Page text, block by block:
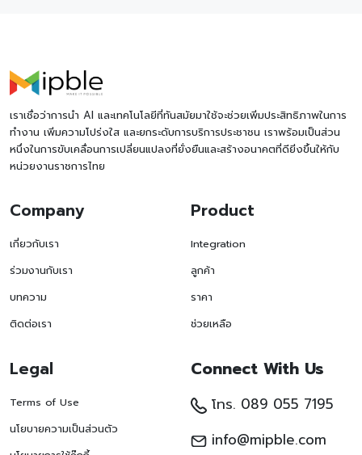
เราเชื่อว่าการนำ AI และเทคโนโลยีที่ทันสมัยมาใช้จะช่วยเพิ่มประสิทธิภาพในการ
ทำงาน เพิ่มความโปร่งใส และยกระดับการบริการประชาชน เราพร้อมเป็นส่วน
หนึ่งในการขับเคลื่อนการเปลี่ยนแปลงที่ยั่งยืนและสร้างอนาคตที่ดียิ่งขึ้นให้กับ
หน่วยงานราชการไทย
Company
เกี่ยวกับเรา
ร่วมงานกับเรา
บทความ
ติดต่อเรา
Product
Integration
ลูกค้า
ราคา
ช่วยเหลือ
Legal
Terms of Use
นโยบายความเป็นส่วนตัว
Connect With Us
โทร. 089 055 7195
info@mipble.com